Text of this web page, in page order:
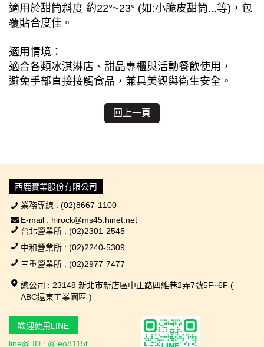
適用於甜筒斜度 約22°~23° (如:小脆皮甜筒...等) ，包
覆貼合度佳。
適用情境：
適合各類冰淇淋店、甜品專櫃與活動餐飲使用，
避免手部直接接觸食品，兼具美觀與衛生安全。
回上一頁
西鹿實業股份有限公司
業務專線 : (02)8667-1100
E-mail : hirock@ms45.hinet.net
台北營業所 : (02)2301-2545
中和營業所 : (02)2240-5309
三重營業所 : (02)2977-7477
總公司 : 23148 新北市新店區中正路四維巷2弄7號5F~6F (
ABC遠東工業園區 )
歡迎使用LINE
line@ ID : @leo8115t